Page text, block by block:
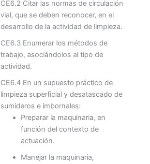
CE6.2 Citar las normas de circulación
vial, que se deben reconocer, en el
desarrollo de la actividad de limpieza.
CE6.3 Enumerar los métodos de
trabajo, asociándolos al tipo de
actividad.
CE6.4 En un supuesto práctico de
limpieza superficial y desatascado de
sumideros e imbornales:
Preparar la maquinaria, en
función del contexto de
actuación.
Manejar la maquinaria,